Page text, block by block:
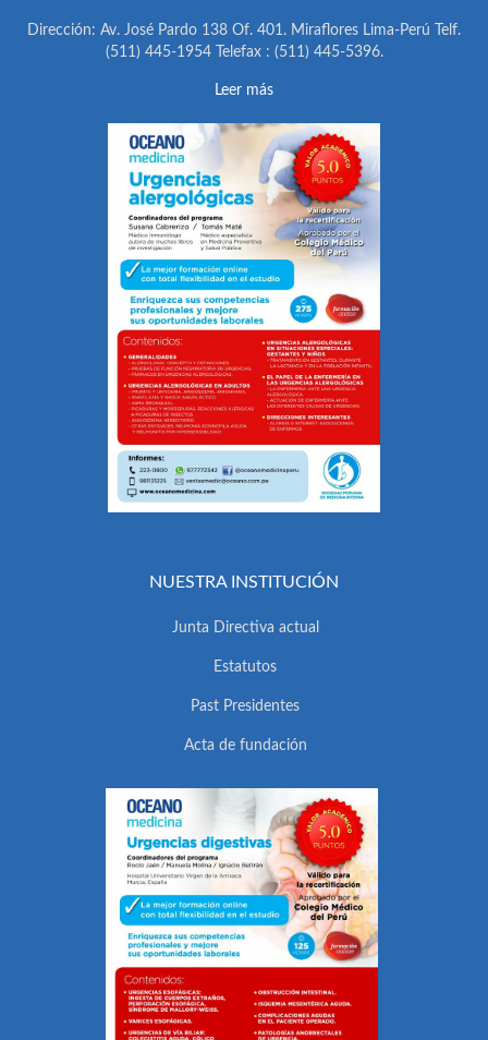
Dirección: Av. José Pardo 138 Of. 401. Miraflores Lima-Perú Telf.
(511) 445-1954 Telefax : (511) 445-5396.
Leer más
NUESTRA INSTITUCIÓN
Junta Directiva actual
Estatutos
Past Presidentes
Acta de fundación